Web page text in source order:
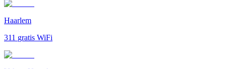
Haarlem
311 gratis WiFi